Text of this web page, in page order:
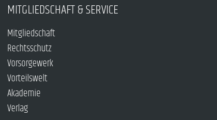
MITGLIEDSCHAFT & SERVICE
Mitgliedschaft
Rechtsschutz
Vorsorgewerk
Vorteilswelt
Akademie
Verlag